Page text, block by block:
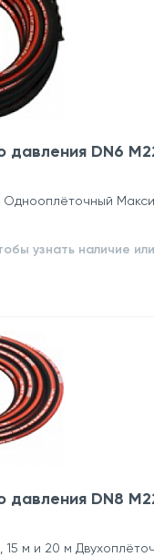
давления DN6
узнать наличие
давления DN8
м и 20 м